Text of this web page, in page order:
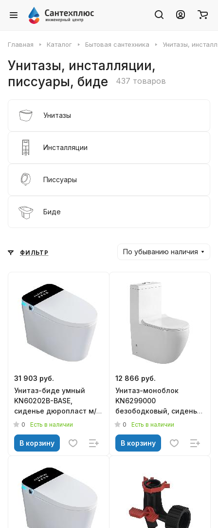
Главная Каталог Бытовая сантехника Унитазы,
Унитазы, инсталляции,
писсуары, биде
437 товаров
Унитазы
Инсталляции
Писсуары
Биде
ФИЛЬТР По убыванию наличия
31 903 руб.
Унитаз-биде умный
KN60202B-BASE,
сиденье дюропласт м/
лифт, KNOIS
0 Есть в наличии
В корзину
12 866 руб.
Унитаз-моноблок
KN6299000
безободковый, сиденье
дюропласт м/лифт,
0 Есть в наличии
В корзину